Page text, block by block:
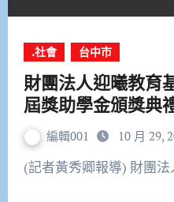
.社會 台中市
財團法人迎曦教育
屆獎助學金頒獎典
編輯001 10 月 29,
(記者黃秀卿報導) 財團